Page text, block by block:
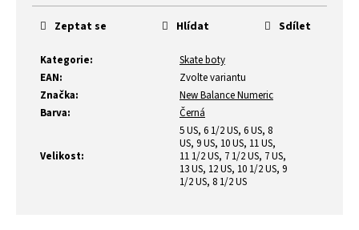
Kategorie:
Skate boty
EAN:
Zvolte variantu
Značka:
New Balance Numeric
Barva: Černá
Velikost:
5 US, 6 1/2 US, 6 US, 8
US, 9 US, 10 US, 11 US,
11 1/2 US, 7 1/2 US, 7 US,
13 US, 12 US, 10 1/2 US, 9
1/2 US, 8 1/2 US
Zeptat se Hlídat Sdílet